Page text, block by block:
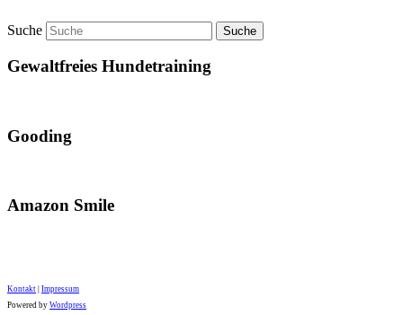
Suche
Gewaltfreies Hundetraining
Gooding
Amazon Smile
Kontakt Impressum
Powered by Wordpress